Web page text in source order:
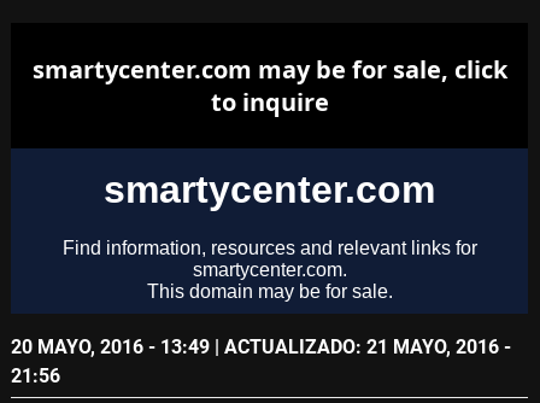
20 MAYO, 2016 - 13:49 | ACTUALIZADO: 21 MAYO, 2016 -
21:56